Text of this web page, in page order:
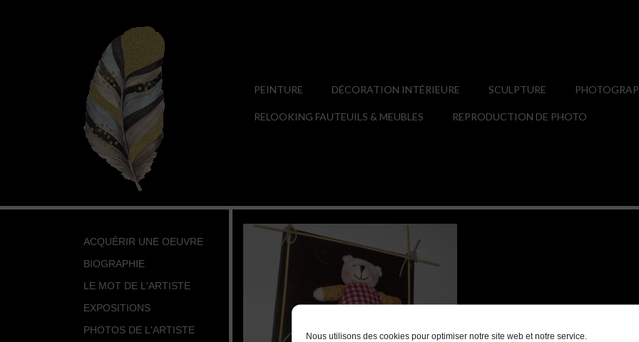
Nous utilisons des cookies pour optimiser notre site web et notre service.
PEINTURE DÉCORATION INTÉRIEURE SCULPTURE
RELOOKING FAUTEUILS & MEUBLES REPRODUCTION DE PHOTO
ACQUÉRIR UNE OEUVRE
BIOGRAPHIE
LE MOT DE L'ARTISTE
EXPOSITIONS
PHOTOS DE L'ARTISTE